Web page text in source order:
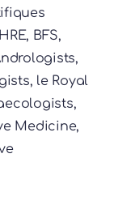
BFS,
le Royal
Medicine,